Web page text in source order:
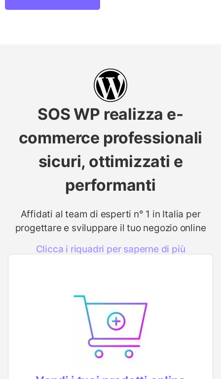
SOS WP realizza e-
commerce professionali
sicuri, ottimizzati e
performanti
Affidati al team di esperti n° 1 in Italia per
progettare e sviluppare il tuo negozio online
Clicca i riquadri per saperne di più
Crea il tuo e-commerce per la vendita dei
tuoi prodotti online e per espandere il tuo
negozio fisico senza limiti